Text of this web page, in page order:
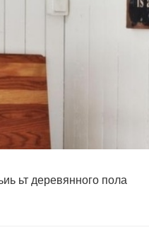
ьт деревянного пола